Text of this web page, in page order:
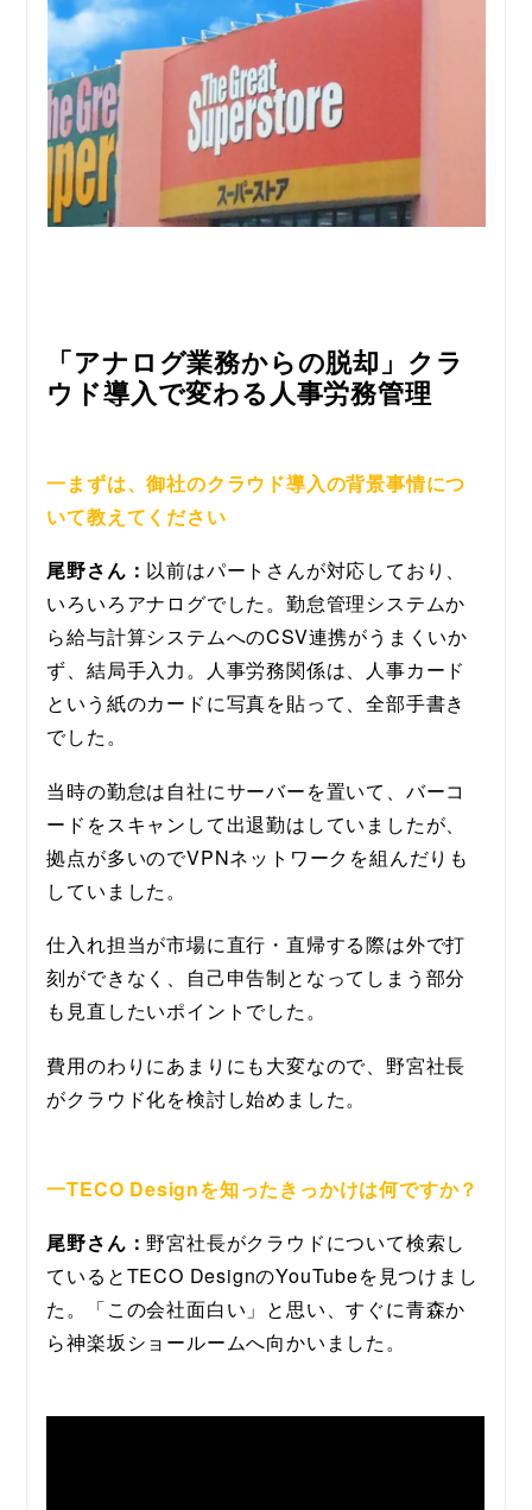
「アナログ業務からの脱却」クラ
ウド導入で変わる人事労務管理
一まずは、御社のクラウド導入の背景事情につ
いて教えてください
尾野さん： 以前はパートさんが対応しており、
いろいろアナログでした。勤怠管理システムか
ら給与計算システムへのCSV連携がうまくいか
ず、結局手入力。人事労務関係は、人事カード
という紙のカードに写真を貼って、全部手書き
でした。
当時の勤怠は自社にサーバーを置いて、バーコ
ードをスキャンして出退勤はしていましたが、
拠点が多いのでVPNネットワークを組んだりも
していました。
仕入れ担当が市場に直行・直帰する際は外で打
刻ができなく、自己申告制となってしまう部分
も見直したいポイントでした。
費用のわりにあまりにも大変なので、野宮社長
がクラウド化を検討し始めました。
一TECO Designを知ったきっかけは何ですか？
尾野さん：野宮社長がクラウドについて検索し
ているとTECO DesignのYouTubeを見つけまし
た。「この会社面白い」と思い、すぐに青森か
ら神楽坂ショールームへ向かいました。